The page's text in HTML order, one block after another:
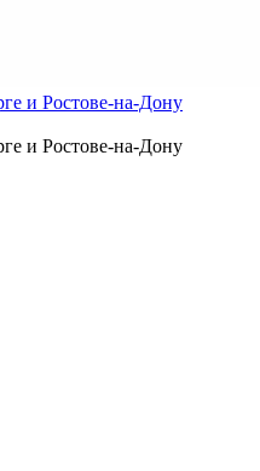
и Ростове-на-Дону
и Ростове-на-Дону